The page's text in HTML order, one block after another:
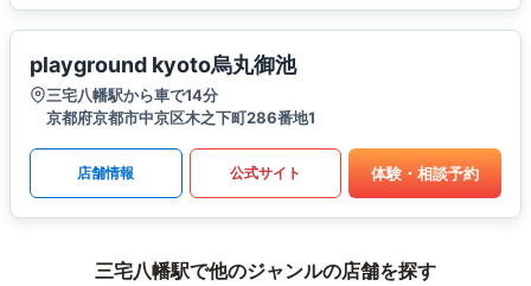
playground kyoto烏丸御池
三宅八幡駅から車で14分
京都府京都市中京区木之下町286番地1
店舗情報 公式サイト 体験・相談予約
三宅八幡駅で他のジャンルの店舗を探す